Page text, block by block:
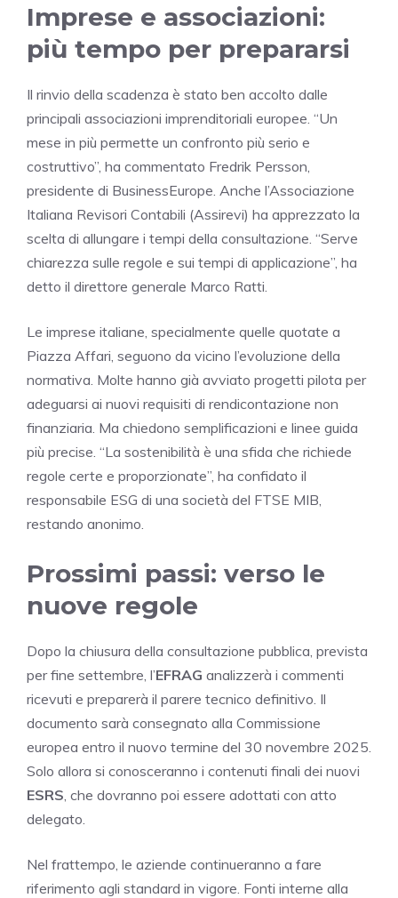
Imprese e associazioni:
più tempo per prepararsi
Il rinvio della scadenza è stato ben accolto dalle
principali associazioni imprenditoriali europee. “Un
mese in più permette un confronto più serio e
costruttivo”, ha commentato Fredrik Persson,
presidente di BusinessEurope. Anche l’Associazione
Italiana Revisori Contabili (Assirevi) ha apprezzato la
scelta di allungare i tempi della consultazione. “Serve
chiarezza sulle regole e sui tempi di applicazione”, ha
detto il direttore generale Marco Ratti.
Le imprese italiane, specialmente quelle quotate a
Piazza Affari, seguono da vicino l’evoluzione della
normativa. Molte hanno già avviato progetti pilota per
adeguarsi ai nuovi requisiti di rendicontazione non
finanziaria. Ma chiedono semplificazioni e linee guida
più precise. “La sostenibilità è una sfida che richiede
regole certe e proporzionate”, ha confidato il
responsabile ESG di una società del FTSE MIB,
restando anonimo.
Prossimi passi: verso le
nuove regole
Dopo la chiusura della consultazione pubblica, prevista
per fine settembre, l’EFRAG analizzerà i commenti
ricevuti e preparerà il parere tecnico definitivo. Il
documento sarà consegnato alla Commissione
europea entro il nuovo termine del 30 novembre 2025.
Solo allora si conosceranno i contenuti finali dei nuovi
ESRS , che dovranno poi essere adottati con atto
delegato.
Nel frattempo, le aziende continueranno a fare
riferimento agli standard in vigore. Fonti interne alla